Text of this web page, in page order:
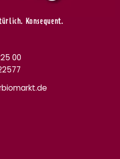
Konsequent.
00